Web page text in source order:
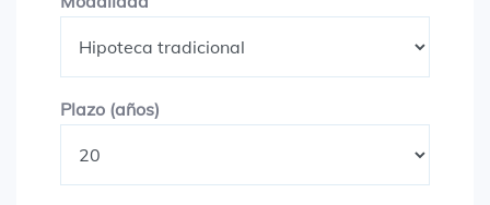
Plazo (años)